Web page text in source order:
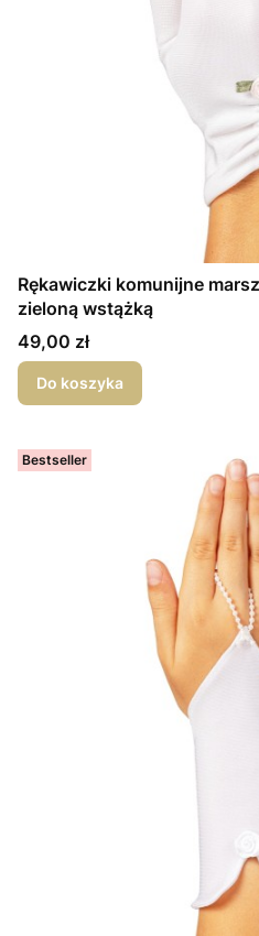
Rękawiczki komunijne
zieloną wstążką
Cena
49,00 zł
Do koszyka
Bestseller